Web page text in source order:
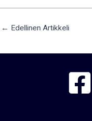
← Edellinen Artikkeli